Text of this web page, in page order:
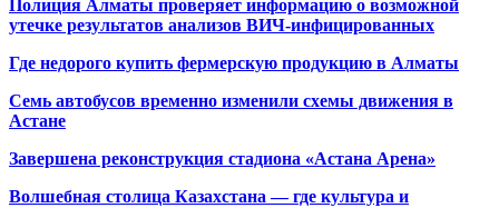
Полиция Алматы проверяет информацию о возможной
утечке результатов анализов ВИЧ-инфицированных
Где недорого купить фермерскую продукцию в Алматы
Семь автобусов временно изменили схемы движения в
Астане
Завершена реконструкция стадиона «Астана Арена»
Волшебная столица Казахстана — где культура и